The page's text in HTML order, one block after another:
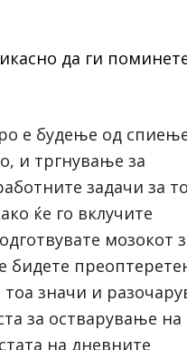
е будење од
и тргнување за
задачи за
ќе го вклучите
мозокот
бидете
значи и
за остварување на
на дневните